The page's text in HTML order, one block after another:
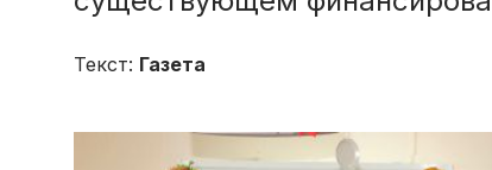
Текст: Газета